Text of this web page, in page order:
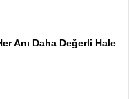
Anı Daha Değerli Hale